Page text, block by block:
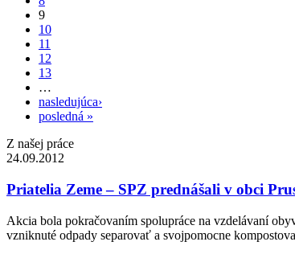
9
10
11
12
13
…
nasledujúca›
posledná »
Z našej práce
24.09.2012
Priatelia Zeme – SPZ prednášali v obci
Akcia bola pokračovaním spolupráce na vzdelávaní
vzniknuté odpady separovať a svojpomocne